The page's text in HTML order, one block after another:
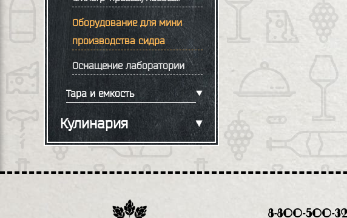
Оборудование для мини
производства сидра
Оснащение лаборатории
Тара и емкость
Кулинария
8-800-500-